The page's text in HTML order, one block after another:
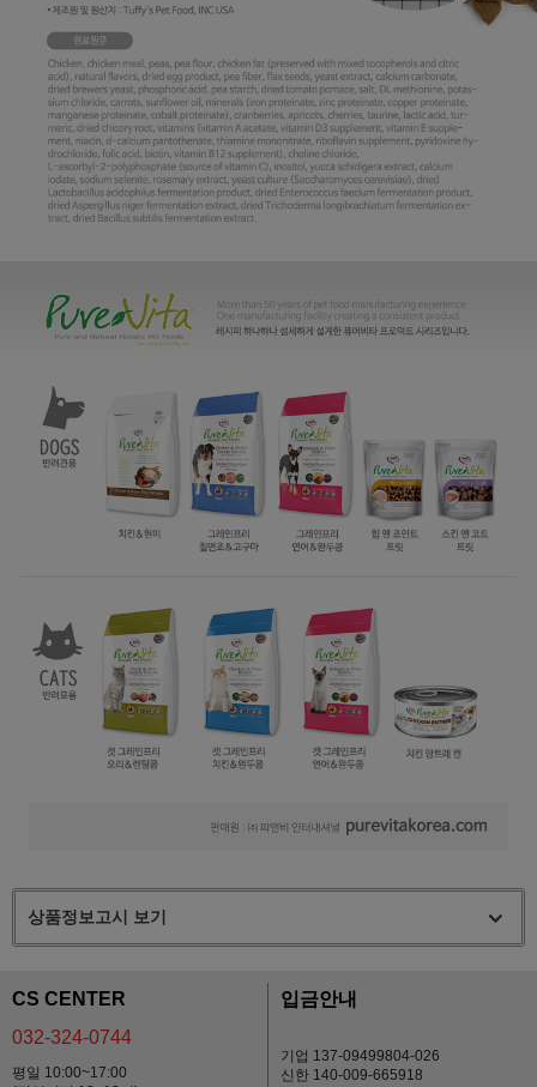
프 하세요!
상품정보고시 보기
CS CENTER
032-324-0744
평일 10:00~17:00
입금안내
기업 137-09499804-026
신한 140-009-665918